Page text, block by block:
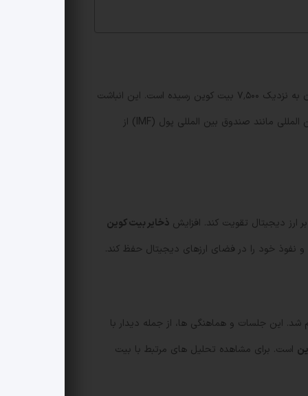
این کشور اکنون به نزدیک ۷٬۵۰۰ بیت کوین رسیده است. این انباشت
از طریق برنامه روزانه خرید یک بیت کوین ادامه دارد و دولت اعلام کرده که روند خرید متوقف نخواهد شد، هرچند برخی نهادهای بین المللی مانند صندوق بین المللی پول (IMF) از
ارز دیجیتال تقویت کند. افزایش ذخایر بیت کوین
نفوذ خود را در فضای ارزهای دیجیتال حفظ کند.
شد. این جلسات و هماهنگی ها، از جمله دیدار با
است. برای مشاهده تحلیل های مرتبط با بیت